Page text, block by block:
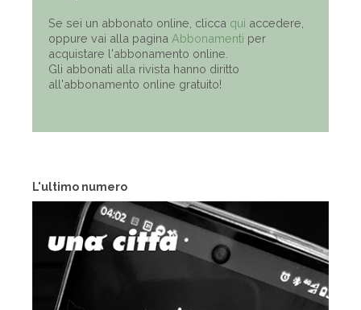
L'ultimo numero
Se sei un abbonato online, clicca qui accedere,
oppure vai alla pagina Abbonamenti per
acquistare l'abbonamento online.
Gli abbonati alla rivista hanno diritto
all'abbonamento online gratuito!